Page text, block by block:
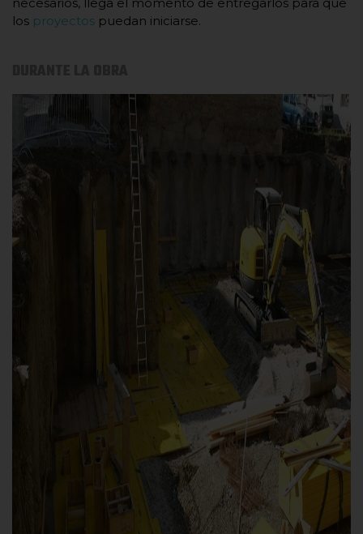
necesarios, llega el momento de entregarlos para que
los proyectos puedan iniciarse.